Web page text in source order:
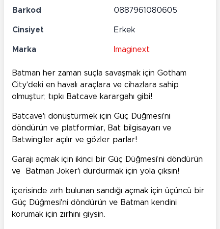
Barkod 0887961080605
Cinsiyet Erkek
Marka Imaginext
Batman her zaman suçla savaşmak için Gotham
City'deki en havalı araçlara ve cihazlara sahip
olmuştur; tıpkı Batcave karargahı gibi!
Batcave'i dönüştürmek için Güç Düğmesi'ni
döndürün ve platformlar, Bat bilgisayarı ve
Batwing'ler açılır ve gözler parlar!
Garajı açmak için ikinci bir Güç Düğmesi'ni döndürün
ve Batman Joker'i durdurmak için yola çıksın!
içerisinde zırh bulunan sandığı açmak için üçüncü bir
Güç Düğmesi'ni döndürün ve Batman kendini
korumak için zırhını giysin.